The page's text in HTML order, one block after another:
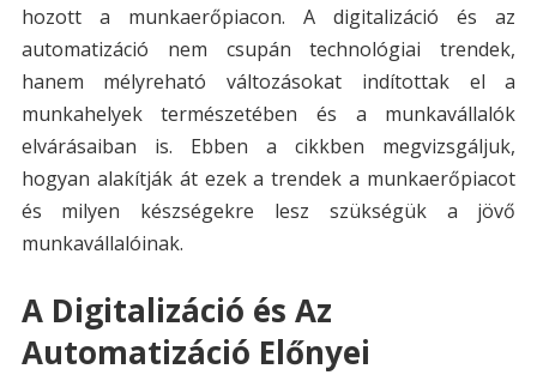
hozott a munkaerőpiacon. A digitalizáció és az
automatizáció nem csupán technológiai trendek,
hanem mélyreható változásokat indítottak el a
munkahelyek természetében és a munkavállalók
elvárásaiban is. Ebben a cikkben megvizsgáljuk,
hogyan alakítják át ezek a trendek a munkaerőpiacot
és milyen készségekre lesz szükségük a jövő
munkavállalóinak.
A Digitalizáció és Az
Automatizáció Előnyei